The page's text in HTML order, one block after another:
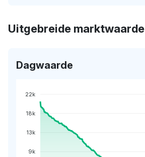
Uitgebreide marktwaarde
Dagwaarde
22k
18k
13k
9k